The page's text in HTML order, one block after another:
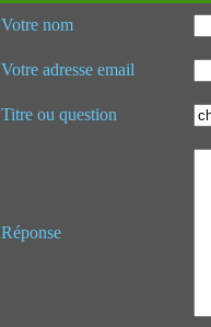
Votre nom
Votre adresse email
Titre ou question
Réponse